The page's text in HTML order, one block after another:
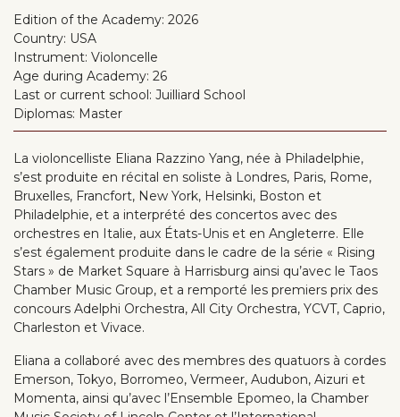
Edition of the Academy: 2026
Country: USA
Instrument: Violoncelle
Age during Academy: 26
Last or current school: Juilliard School
Diplomas: Master
La violoncelliste Eliana Razzino Yang, née à Philadelphie,
s’est produite en récital en soliste à Londres, Paris, Rome,
Bruxelles, Francfort, New York, Helsinki, Boston et
Philadelphie, et a interprété des concertos avec des
orchestres en Italie, aux États-Unis et en Angleterre. Elle
s’est également produite dans le cadre de la série « Rising
Stars » de Market Square à Harrisburg ainsi qu’avec le Taos
Chamber Music Group, et a remporté les premiers prix des
concours Adelphi Orchestra, All City Orchestra, YCVT, Caprio,
Charleston et Vivace.
Eliana a collaboré avec des membres des quatuors à cordes
Emerson, Tokyo, Borromeo, Vermeer, Audubon, Aizuri et
Momenta, ainsi qu’avec l’Ensemble Epomeo, la Chamber